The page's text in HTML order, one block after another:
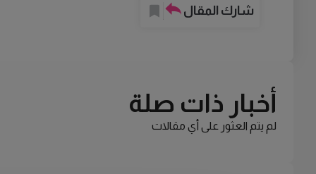
شارك المقال
أخبار ذات صلة
لم يتم العثور على أي مقالات